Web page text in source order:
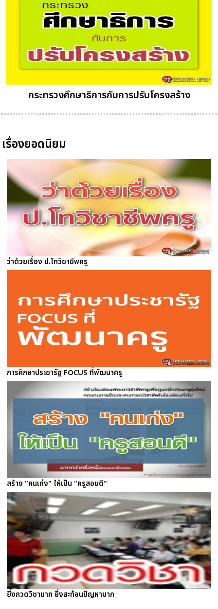
กระทรวงศึกษาธิการกับการปรับโครงสร้าง
เรื่องยอดนิยม
ว่าด้วยเรื่อง ป.โทวิชาชีพครู
การศึกษาประชารัฐ FOCUS ที่พัฒนาครู
สร้าง "คนเก่ง" ให้เป็น "ครูสอนดี"
ยิ่งกวดวิชามาก ยิ่งสะท้อนปัญหามาก